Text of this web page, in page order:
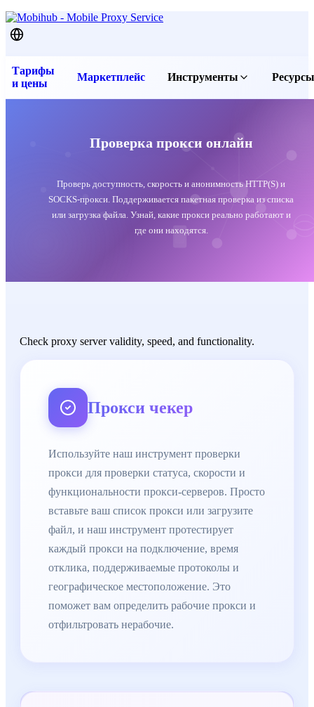
Тарифы
и цены
Маркетплейс Инструменты
Бесплатные прокси
Проверить IP
Ресурсы
Проверка прокси онлайн
Проверь доступность, скорость и анонимность HTTP(S) и
SOCKS-прокси. Поддерживается пакетная проверка из списка
или загрузка файла. Узнай, какие прокси реально работают и
где они находятся.
Check proxy server validity, speed, and functionality.
Прокси чекер
Используйте наш инструмент проверки
прокси для проверки статуса, скорости и
функциональности прокси-серверов. Просто
вставьте ваш список прокси или загрузите
файл, и наш инструмент протестирует
каждый прокси на подключение, время
отклика, поддерживаемые протоколы и
географическое местоположение. Это
поможет вам определить рабочие прокси и
отфильтровать нерабочие.